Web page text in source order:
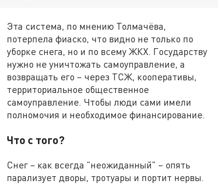
Эта система, по мнению Толмачёва,
потерпела фиаско, что видно не только по
уборке снега, но и по всему ЖКХ. Государству
нужно не уничтожать самоуправление, а
возвращать его – через ТСЖ, кооперативы,
территориальное общественное
самоуправление. Чтобы люди сами имели
полномочия и необходимое финансирование.
Что с того?
Снег – как всегда "неожиданный" – опять
парализует дворы, тротуары и портит нервы.